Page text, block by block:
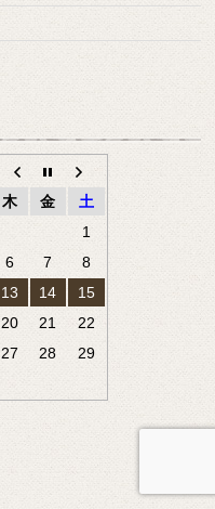
木 金
土
1
6 7
8
13 14
15
20 21
22
27 28
29